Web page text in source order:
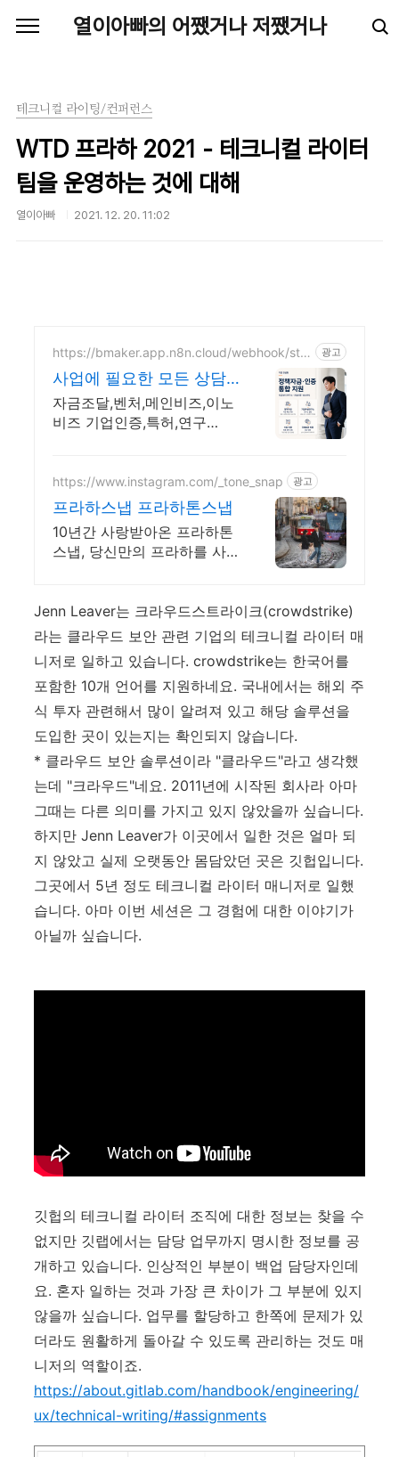
열이아빠의 어쨌거나 저쨌거나
테크니컬 라이팅/컨퍼런스
WTD 프라하 2021 - 테크니컬 라이터
팀을 운영하는 것에 대해
열이아빠 2021. 12. 20. 11:02
https://bmaker.app.n8n.cloud/webhook/star
광고
사업에 필요한 모든 상담!
사업자라면 무료 상담 가
능!
자금조달,벤처,메인비즈,이노
비즈 기업인증,특허,연구
https://www.instagram.com/_tone_snap 광고
프라하스냅 프라하톤스냅
10년간 사랑받아온 프라하톤
스냅, 당신만의 프라하를 사
Jenn Leaver는 크라우드스트라이크(crowdstrike)
라는 클라우드 보안 관련 기업의 테크니컬 라이터 매
니저로 일하고 있습니다. crowdstrike는 한국어를
포함한 10개 언어를 지원하네요. 국내에서는 해외 주
식 투자 관련해서 많이 알려져 있고 해당 솔루션을
도입한 곳이 있는지는 확인되지 않습니다.
* 클라우드 보안 솔루션이라 "클라우드"라고 생각했
는데 "크라우드"네요. 2011년에 시작된 회사라 아마
그때는 다른 의미를 가지고 있지 않았을까 싶습니다.
하지만 Jenn Leaver가 이곳에서 일한 것은 얼마 되
지 않았고 실제 오랫동안 몸담았던 곳은 깃헙입니다.
그곳에서 5년 정도 테크니컬 라이터 매니저로 일했
습니다. 아마 이번 세션은 그 경험에 대한 이야기가
아닐까 싶습니다.
깃헙의 테크니컬 라이터 조직에 대한 정보는 찾을 수
없지만 깃랩에서는 담당 업무까지 명시한 정보를 공
개하고 있습니다. 인상적인 부분이 백업 담당자인데
요. 혼자 일하는 것과 가장 큰 차이가 그 부분에 있지
않을까 싶습니다. 업무를 할당하고 한쪽에 문제가 있
더라도 원활하게 돌아갈 수 있도록 관리하는 것도 매
니저의 역할이죠.
https://about.gitlab.com/handbook/engineering/
ux/technical-writing/#assignments